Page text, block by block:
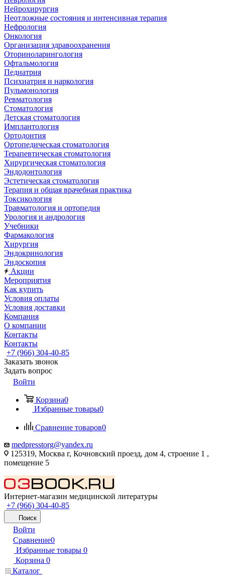
Нейрохирургия
Неотложные состояния и интенсивная терапия
Нефрология
Онкология
Организация здравоохранения
Оториноларингология
Офтальмология
Педиатрия
Психиатрия и наркология
Пульмонология
Ревматология
Стоматология
Детская стоматология
Имплантология
Ортодонтия
Ортопедическая стоматология
Терапевтическая стоматология
Хирургическая стоматология
Эндодонтология
Эстетическая стоматология
Терапия и общая врачебная практика
Токсикология
Травматология и ортопедия
Урология и андрология
Учебники
Фармакология
Хирургия
Эндокринология
Эндоскопия
Акции
Мероприятия
Как купить
Условия оплаты
Условия доставки
Компания
О компании
Контакты
Контакты
+7 (966) 304-40-85
Заказать звонок
Задать вопрос
Войти
Корзина0
Избранные товары0
Сравнение товаров0
medpresstorg@yandex.ru
125319, Москва г, Кочновский проезд, дом 4, строение 1 ,
помещение 5
Интернет-магазин медицинской литературы
+7 (966) 304-40-85
Поиск
Войти
Сравнение0
Избранные товары 0
Корзина 0
Каталог